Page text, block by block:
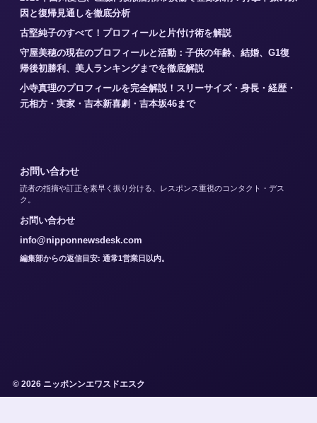
因と復帰見通しを徹底分析
古堅純子のすべて！プロフィールと片付け術を解説
守屋美穂の現在のプロフィールと活動：子供の年齢、結婚、G1復
帰後初勝利、美人ランキングまでを徹底解説
小寺真理のプロフィールを完全解説！スリーサイズ・身長・経歴・
元相方・実家・吉本新喜劇・吉本坂46まで
お問い合わせ
読者の指摘や訂正を素早く振り分ける、レスポンス重視のコンタクト・デス
ク。
お問い合わせ
info@nipponnewsdesk.com
編集部からの返信目安: 通常1営業日以内。
© 2026 ニッポンンエワスドエスク